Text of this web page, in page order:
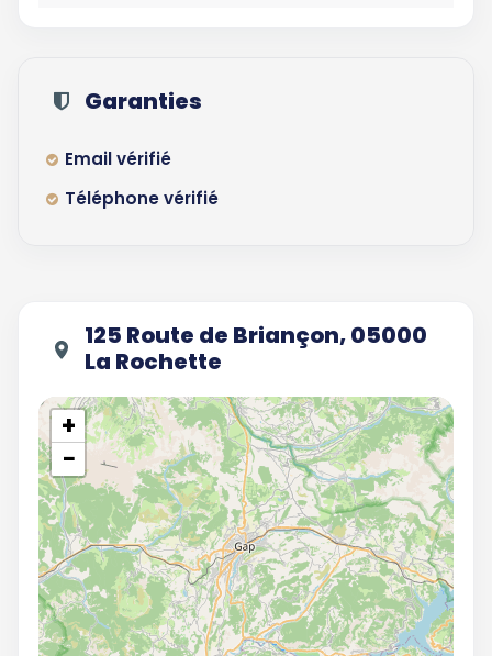
Garanties
Email vérifié
Téléphone vérifié
125 Route de Briançon, 05000
La Rochette
+
−